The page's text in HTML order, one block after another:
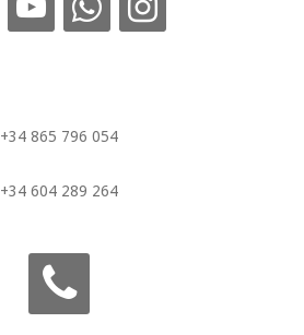
+34 865 796 054
+34 604 289 264